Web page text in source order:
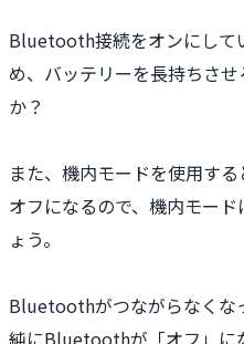
Bluetooth接続をオンにして
め、バッテリーを長持ちさ
か？
また、機内モードを使用す
オフになるので、機内モー
ょう。
Bluetoothがつながらなくな